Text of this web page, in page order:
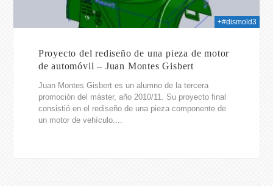
+#dismold3
Proyecto del rediseño de una pieza de motor
de automóvil – Juan Montes Gisbert
Juan Montes Gisbert es un alumno de la tercera
promoción del máster, año 2010/11. Su proyecto final
consistió en el rediseño de una pieza componente de
un motor de vehículo....